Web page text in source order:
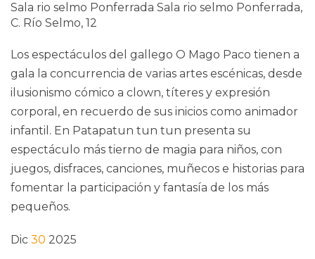
Sala rio selmo Ponferrada Sala rio selmo Ponferrada,
C. Río Selmo, 12
Los espectáculos del gallego O Mago Paco tienen a
gala la concurrencia de varias artes escénicas, desde
ilusionismo cómico a clown, títeres y expresión
corporal, en recuerdo de sus inicios como animador
infantil. En Patapatun tun tun presenta su
espectáculo más tierno de magia para niños, con
juegos, disfraces, canciones, muñecos e historias para
fomentar la participación y fantasía de los más
pequeños.
Dic 30 2025